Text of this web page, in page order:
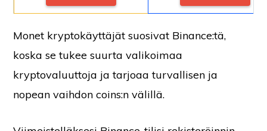
Monet kryptokäyttäjät suosivat Binance:tä,
koska se tukee suurta valikoimaa
kryptovaluuttoja ja tarjoaa turvallisen ja
nopean vaihdon coins:n välillä.